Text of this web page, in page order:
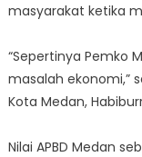
masyarakat ketika
“Sepertinya Pemko
masalah ekonomi,”
Kota Medan,
Nilai APBD Medan